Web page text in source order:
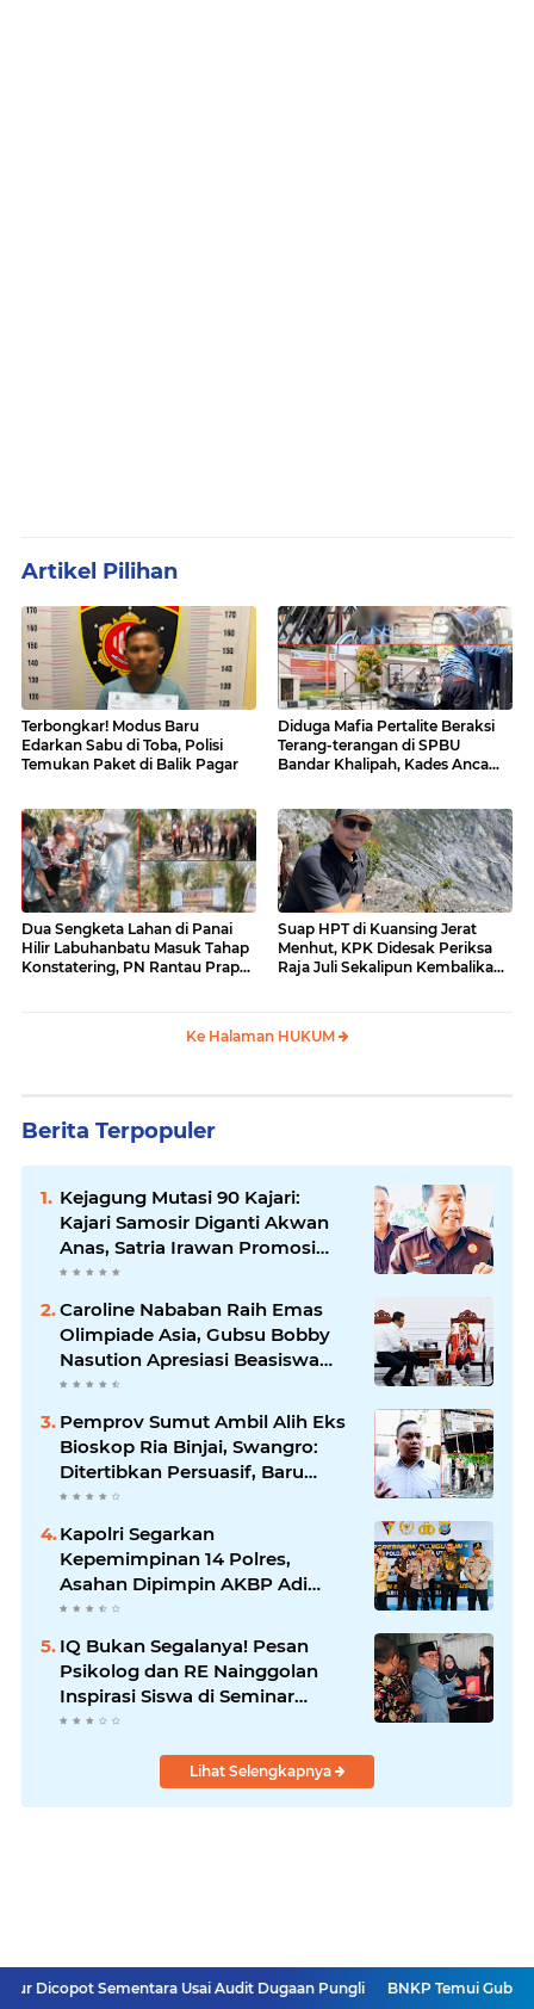
Artikel Pilihan
Terbongkar! Modus Baru
Edarkan Sabu di Toba, Polisi
Temukan Paket di Balik Pagar
Diduga Mafia Pertalite Beraksi
Terang-terangan di SPBU
Bandar Khalipah, Kades Ancam
Dua Sengketa Lahan di Panai
Hilir Labuhanbatu Masuk Tahap
Konstatering, PN Rantau Prapat
Suap HPT di Kuansing Jerat
Menhut, KPK Didesak Periksa
Raja Juli Sekalipun Kembalikan
Ke Halaman HUKUM
Berita Terpopuler
Kejagung Mutasi 90 Kajari:
Kajari Samosir Diganti Akwan
Anas, Satria Irawan Promosi
Kemana?
Caroline Nababan Raih Emas
Olimpiade Asia, Gubsu Bobby
Nasution Apresiasi Beasiswa
dan Bimbel
Pemprov Sumut Ambil Alih Eks
Bioskop Ria Binjai, Swangro:
Ditertibkan Persuasif, Baru
Kelola dengan Baik
Kapolri Segarkan
Kepemimpinan 14 Polres,
Asahan Dipimpin AKBP Adi
Dharma Pramudhita
IQ Bukan Segalanya! Pesan
Psikolog dan RE Nainggolan
Inspirasi Siswa di Seminar
MPKW
Lihat Selengkapnya
Usai Audit Dugaan Pungli BNKP Temui Gubsu Bobby,